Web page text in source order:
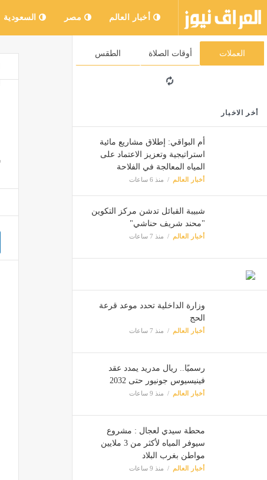
أخبار العالم مصر السعودية
العملات أوقات الصلاة الطقس
أخر الاخبار
أم البواقي: إطلاق مشاريع مائية
استراتيجية وتعزيز الاعتماد على
المياه المعالجة في الفلاحة
أخبار العالم منذ 6 ساعات
شبيبة القبائل تدشن مركز التكوين
"محند شريف حناشي"
أخبار العالم منذ 7 ساعات
وزارة الداخلية تحدد موعد قرعة
الحج
أخبار العالم منذ 7 ساعات
رسميًا.. ريال مدريد يمدد عقد
فينيسيوس جونيور حتى 2032
أخبار العالم منذ 9 ساعات
محطة سيدي لعجال : مشروع
سيوفر المياه لأكثر من 3 ملايين
مواطن بغرب البلاد
أخبار العالم منذ 9 ساعات